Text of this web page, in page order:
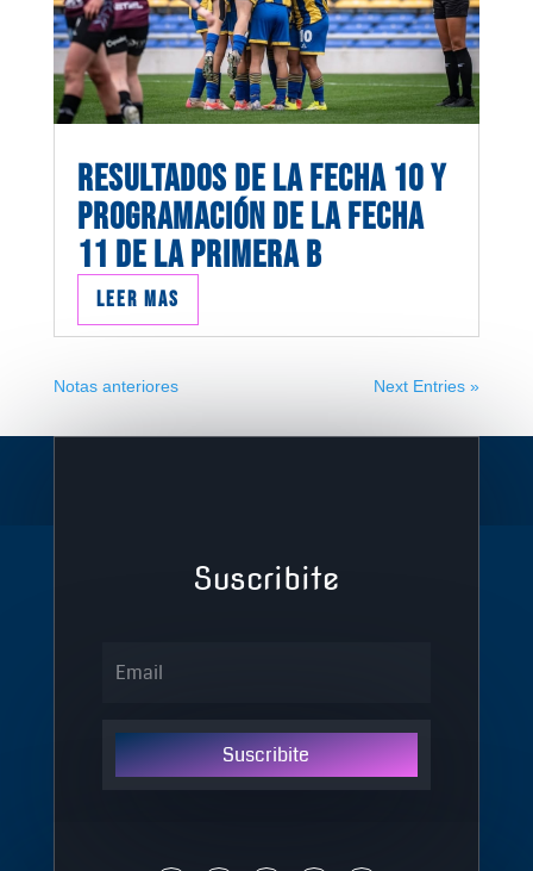
RESULTADOS DE LA FECHA 10 Y
PROGRAMACIÓN DE LA FECHA
11 DE LA PRIMERA B
Leer mas
Notas anteriores Next Entries »
Suscribite
Suscribite